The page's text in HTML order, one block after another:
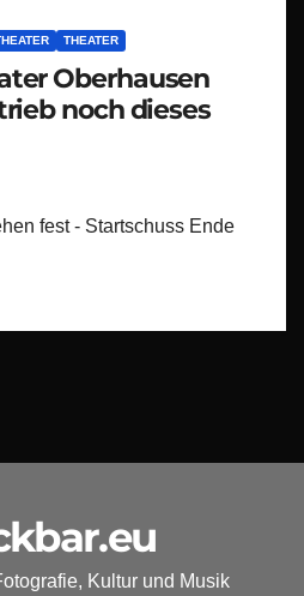
THEATER
Oberhausen
noch dieses
fest - Startschuss Ende
Kultur und Musik